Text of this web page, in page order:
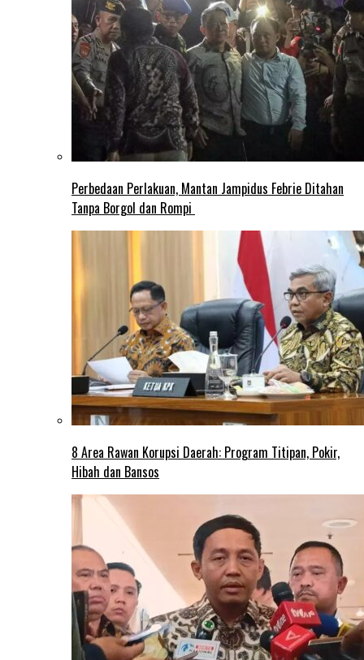
Perbedaan Perlakuan, Mantan Jampidus Febrie Ditahan
Tanpa Borgol dan Rompi
8 Area Rawan Korupsi Daerah: Program Titipan, Pokir,
Hibah dan Bansos